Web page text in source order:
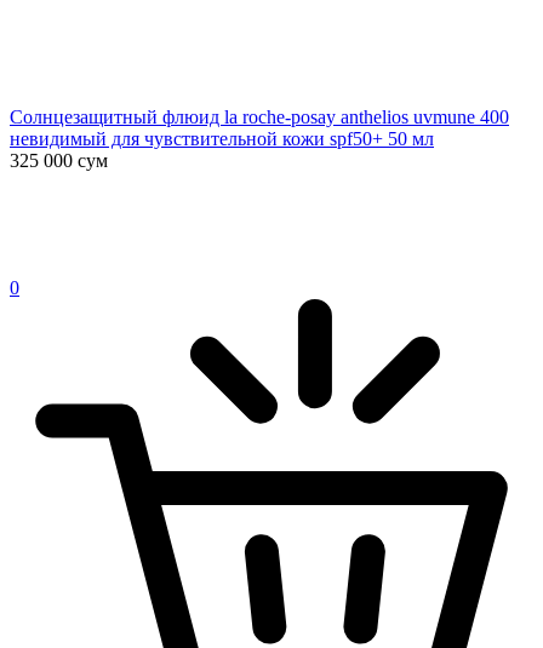
Солнцезащитный флюид la roche-posay anthelios uvmune 400
невидимый для чувствительной кожи spf50+ 50 мл
325 000 сум
0